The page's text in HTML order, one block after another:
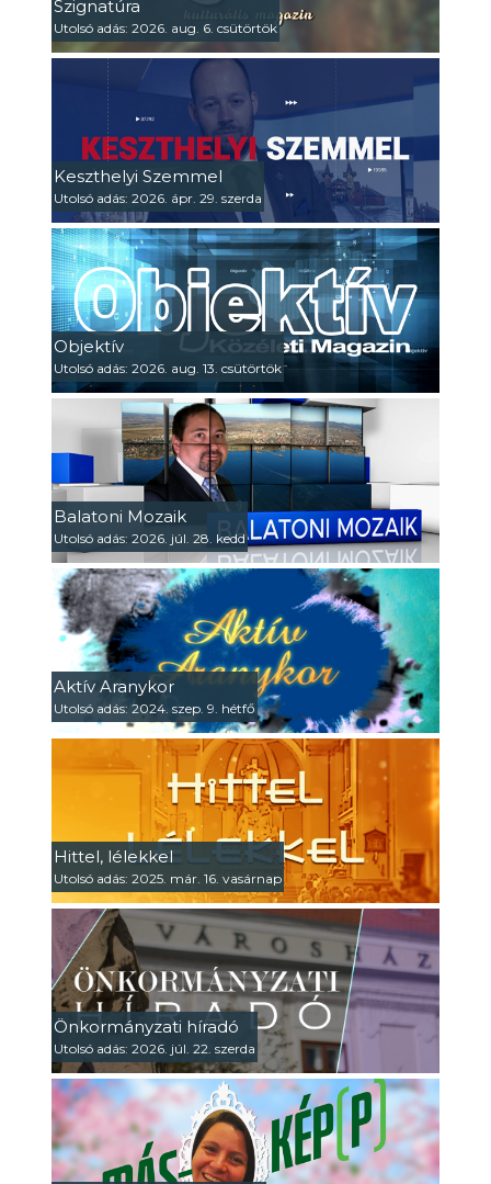
Szignatúra
Utolsó adás: 2026. aug. 6. csütörtök
Keszthelyi Szemmel
Utolsó adás: 2026. ápr. 29. szerda
Objektív
Utolsó adás: 2026. aug. 13. csütörtök
Balatoni Mozaik
Utolsó adás: 2026. júl. 28. kedd
Aktív Aranykor
Utolsó adás: 2024. szep. 9. hétfő
Hittel, lélekkel
Utolsó adás: 2025. már. 16. vasárnap
Önkormányzati híradó
Utolsó adás: 2026. júl. 22. szerda